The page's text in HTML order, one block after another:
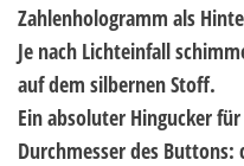
Zahlenhologramm als
Je nach Lichteinfall
auf dem silbernen Stoff.
Ein absoluter Hingucker für
Durchmesser des Buttons: